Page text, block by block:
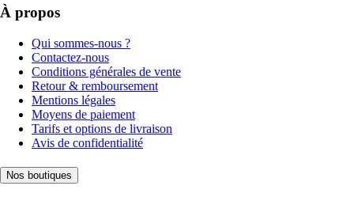
À propos
Qui sommes-nous ?
Contactez-nous
Conditions générales de vente
Retour & remboursement
Mentions légales
Moyens de paiement
Tarifs et options de livraison
Avis de confidentialité
Nos boutiques